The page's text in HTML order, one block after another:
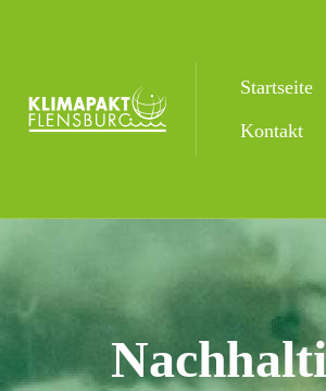
Startseite
Kontakt